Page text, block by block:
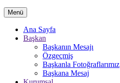
Menü
Ana Sayfa
Başkan
Başkanın Mesajı
Özgeçmiş
Başkanla Fotoğraflarımız
Başkana Mesaj